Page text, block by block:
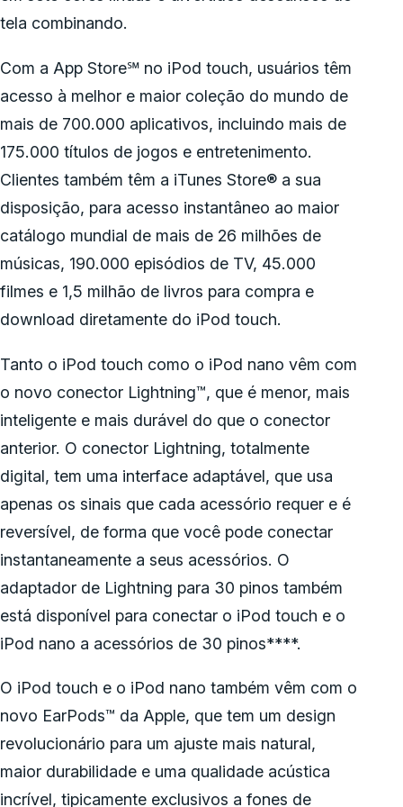
tela combinando.
Com a App Store℠ no iPod touch, usuários têm
acesso à melhor e maior coleção do mundo de
mais de 700.000 aplicativos, incluindo mais de
175.000 títulos de jogos e entretenimento.
Clientes também têm a iTunes Store® a sua
disposição, para acesso instantâneo ao maior
catálogo mundial de mais de 26 milhões de
músicas, 190.000 episódios de TV, 45.000
filmes e 1,5 milhão de livros para compra e
download diretamente do iPod touch.
Tanto o iPod touch como o iPod nano vêm com
o novo conector Lightning™, que é menor, mais
inteligente e mais durável do que o conector
anterior. O conector Lightning, totalmente
digital, tem uma interface adaptável, que usa
apenas os sinais que cada acessório requer e é
reversível, de forma que você pode conectar
instantaneamente a seus acessórios. O
adaptador de Lightning para 30 pinos também
está disponível para conectar o iPod touch e o
iPod nano a acessórios de 30 pinos****.
O iPod touch e o iPod nano também vêm com o
novo EarPods™ da Apple, que tem um design
revolucionário para um ajuste mais natural,
maior durabilidade e uma qualidade acústica
incrível, tipicamente exclusivos a fones de